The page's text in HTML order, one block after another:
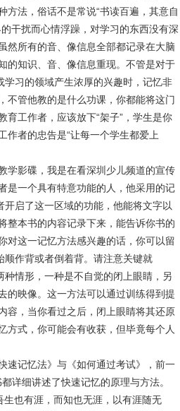
方法，俗话不是常说“书读百遍，其意自
干扰而心情浮躁，对学习的东西没有深
然所有的音、像信息全部都记录在大脑
的知识、音、像信息重现。不管是对于
学习的领域产生浓厚的兴趣时，记忆非
不管他教的是什么功课，你都能将这门
育工作者，应该放下“架子” ，学生是你
作者的忠告是“让每一个学生都爱上
学影碟，我是在看深圳少儿频道的宣传
是一个具有特意功能的人，他采用的记
开启了这一区域的功能，他能将文字以
整本书的内容记录下来，能告诉你书的
对这一记忆方法感兴趣的话，你可以留
顺作背或者倒着背。请注意关键就
种情形，一种是不自觉的闭上眼睛，另
的映像。这一方法可以通过训练得到提
容，当你看过之后，闭上眼睛将其还原
方式，你可能会有收获，但毕竟每个人
速记忆法》与《如何通过考试》，前一
详细讲述了快速记忆的原理与方法。
也有涯，而知也无涯，以有涯随无